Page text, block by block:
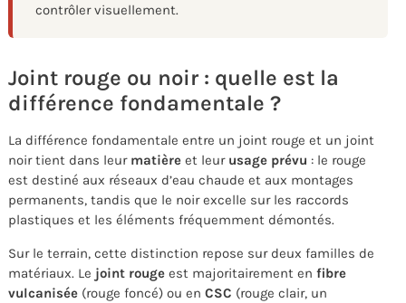
contrôler visuellement.
Joint rouge ou noir : quelle est la
différence fondamentale ?
La différence fondamentale entre un joint rouge et un joint
noir tient dans leur matière et leur usage prévu : le rouge
est destiné aux réseaux d’eau chaude et aux montages
permanents, tandis que le noir excelle sur les raccords
plastiques et les éléments fréquemment démontés.
Sur le terrain, cette distinction repose sur deux familles de
matériaux. Le joint rouge est majoritairement en fibre
vulcanisée (rouge foncé) ou en CSC (rouge clair, un